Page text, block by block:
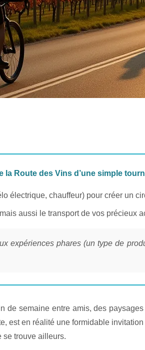
Route des Vins d’une simple
électrique, chauffeur) pour créer un
aussi le transport de vos précieux
expériences phares (un type de
de semaine entre amis, des
est en réalité une formidable
se trouve ailleurs.